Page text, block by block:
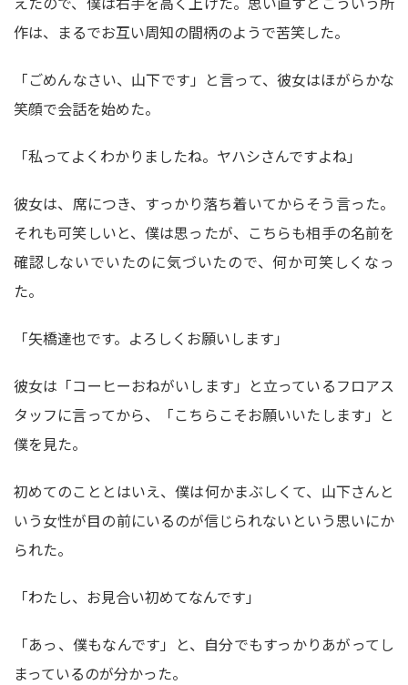
作は、まるでお互い周知の間柄のようで苦笑した。
「ごめんなさい、山下です」と言って、彼女はほがらかな
笑顔で会話を始めた。
「私ってよくわかりましたね。ヤハシさんですよね」
彼女は、席につき、すっかり落ち着いてからそう言った。
それも可笑しいと、僕は思ったが、こちらも相手の名前を
確認しないでいたのに気づいたので、何か可笑しくなっ
た。
「矢橋達也です。よろしくお願いします」
彼女は「コーヒーおねがいします」と立っているフロアス
タッフに言ってから、「こちらこそお願いいたします」と
僕を見た。
初めてのこととはいえ、僕は何かまぶしくて、山下さんと
いう女性が目の前にいるのが信じられないという思いにか
られた。
「わたし、お見合い初めてなんです」
「あっ、僕もなんです」と、自分でもすっかりあがってし
まっているのが分かった。